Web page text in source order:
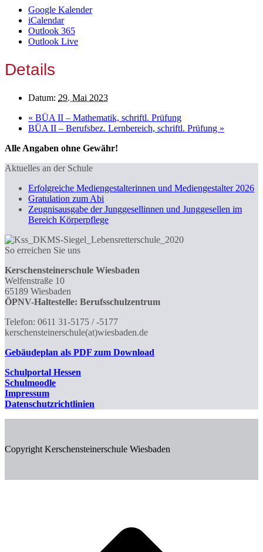
Google Kalender
iCalendar
Outlook 365
Outlook Live
Details
Datum: 29. Mai 2023
« BÜA II – Mathematik, schriftl. Prüfung
BÜA II – Berufsbez. Lernbereich, schriftl. Prüfung »
Alle Angaben ohne Gewähr!
Aktuelles an der Schule
Erfolgreiche Mediengestalterinnen und Mediengestalter 2026
Gratulation zum Abi
Zeugnisausgabe der Junggesellinnen und Junggesellen im
Bereich Körperpflege
So erreichen Sie uns
Kerschensteinerschule Wiesbaden
Welfenstraße 10
65189 Wiesbaden
ÖPNV-Haltestelle: Berufsschulzentrum
Telefon: 0611 31-5175 / -5177
kerschensteinerschule(at)wiesbaden.de
Gebäudeplan als PDF zum Download
Schulportal Hessen
Schulmoodle
Impressum
Datenschutzrichtlinien
Copyright Kerschensteinerschule Wiesbaden